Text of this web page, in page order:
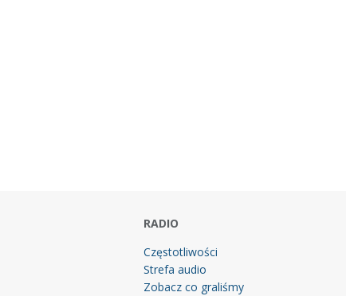
RADIO
Częstotliwości
Strefa audio
Zobacz co graliśmy